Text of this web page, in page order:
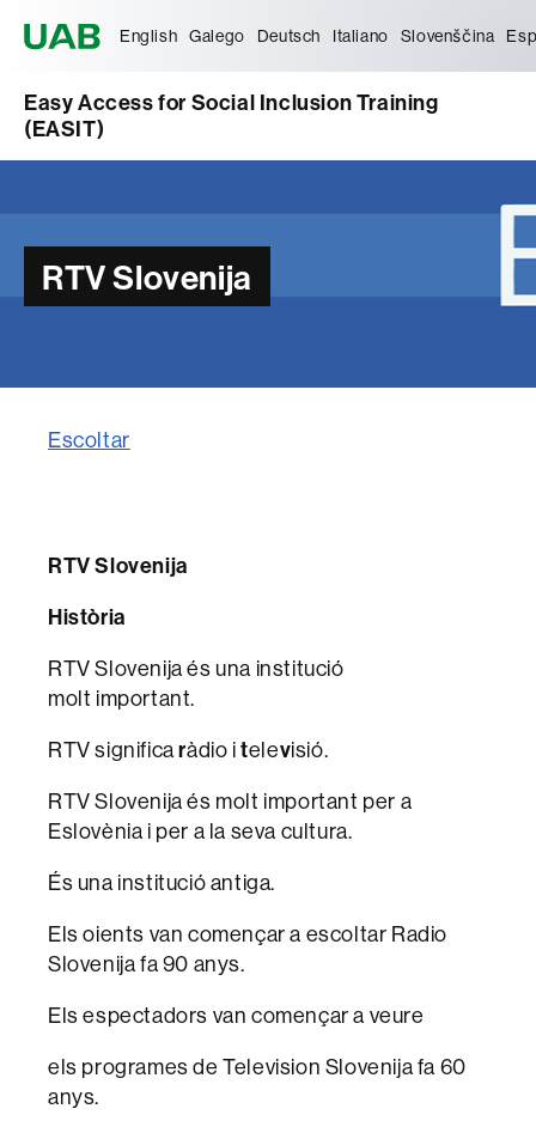
English Galego Deutsch Italiano Slovenščina
Easy Access for Social Inclusion Training
(EASIT)
RTV Slovenija
Escoltar
RTV Slovenija
Història
RTV Slovenija és una institució
molt important.
RTV significaràdio itelevisió.
RTV Slovenija és molt important per a
Eslovènia i per a la seva cultura.
És una institució antiga.
Els oients van començar a escoltar Radio
Slovenija fa 90 anys.
Els espectadors van començar a veure
els programes de Television Slovenija fa 60
anys.